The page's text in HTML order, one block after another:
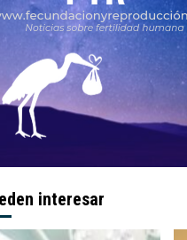
interesar